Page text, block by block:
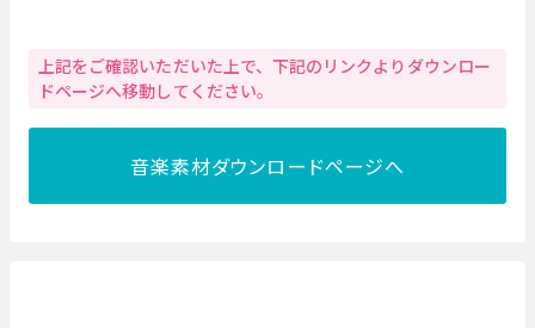
上記をご確認いただいた上で、下記のリンクよりダウンロー
ドページへ移動してください。
音楽素材ダウンロードページへ